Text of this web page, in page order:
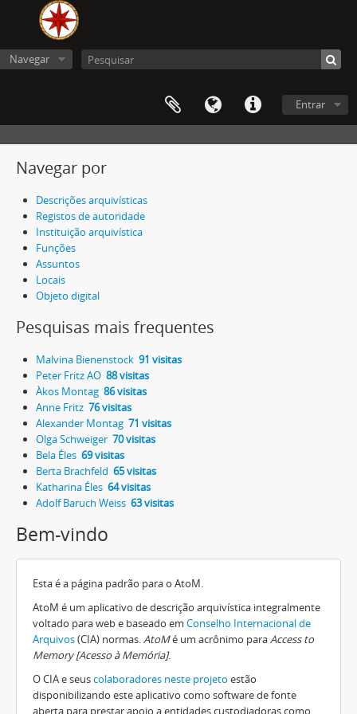
Navegar
Entrar
Navegar por
Descrições arquivísticas
Registos de autoridade
Instituição arquivística
Funções
Assuntos
Locais
Objeto digital
Pesquisas mais frequentes
Malvina Bienenstock 91 visitas
Peter Fritz AO 88 visitas
Àkos Montag 86 visitas
Anne Fritz 76 visitas
Alexander Montag 71 visitas
Olga Schweiger 70 visitas
Bela Éles 69 visitas
Berta Brachfeld 65 visitas
Katharina Éles 64 visitas
Adolf Baruch Weiss 63 visitas
Bem-vindo
Esta é a página padrão para o AtoM.
AtoM é um aplicativo de descrição arquivística integralmente
voltado para web e baseado em Conselho Internacional de
Arquivos(CIA) normas.AtoMé um acrônimo paraAccess to
Memory [Acesso à Memória].
O CIA e seuscolaboradores neste projeto estão
disponibilizando este aplicativo como software de fonte
aberta para prestar apoio a entidades custodiadoras como